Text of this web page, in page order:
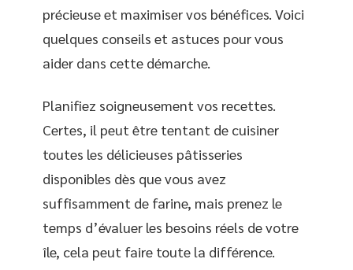
précieuse et maximiser vos bénéfices. Voici
quelques conseils et astuces pour vous
aider dans cette démarche.
Planifiez soigneusement vos recettes.
Certes, il peut être tentant de cuisiner
toutes les délicieuses pâtisseries
disponibles dès que vous avez
suffisamment de farine, mais prenez le
temps d’évaluer les besoins réels de votre
île, cela peut faire toute la différence.